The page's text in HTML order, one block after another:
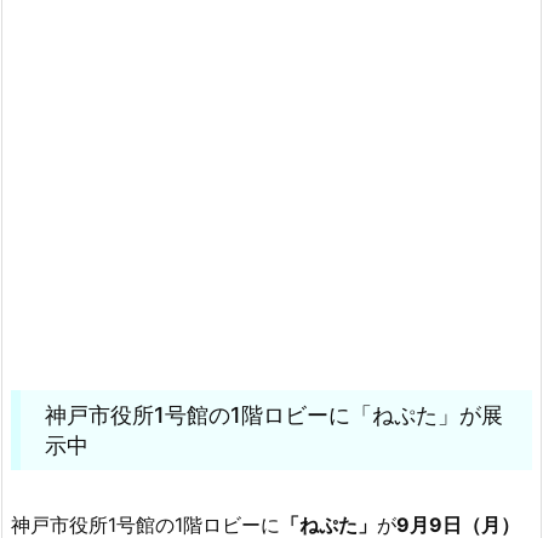
神戸市役所1号館の1階ロビーに「ねぷた」が展
示中
神戸市役所1号館の1階ロビーに 「ねぷた」 が9月9日（月）